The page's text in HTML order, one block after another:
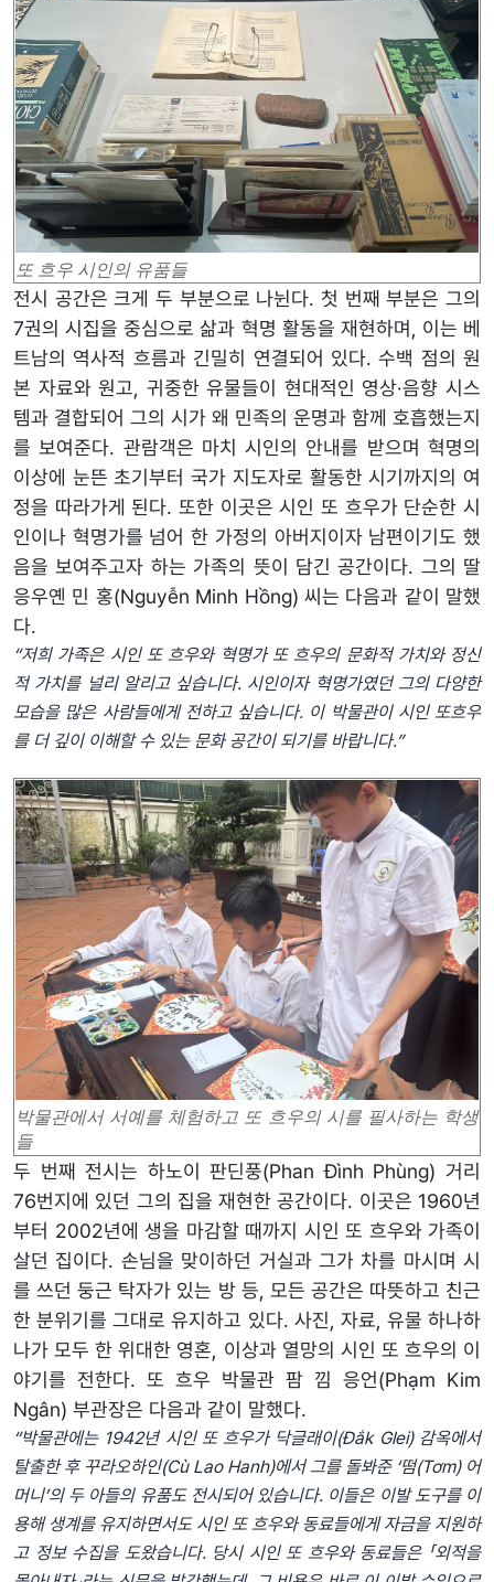
또 흐우 시인의 유품들
전시 공간은 크게 두 부분으로 나뉜다. 첫 번째 부분은 그의
7권의 시집을 중심으로 삶과 혁명 활동을 재현하며, 이는 베
트남의 역사적 흐름과 긴밀히 연결되어 있다. 수백 점의 원
본 자료와 원고, 귀중한 유물들이 현대적인 영상·음향 시스
템과 결합되어 그의 시가 왜 민족의 운명과 함께 호흡했는지
를 보여준다. 관람객은 마치 시인의 안내를 받으며 혁명의
이상에 눈뜬 초기부터 국가 지도자로 활동한 시기까지의 여
정을 따라가게 된다. 또한 이곳은 시인 또 흐우가 단순한 시
인이나 혁명가를 넘어 한 가정의 아버지이자 남편이기도 했
음을 보여주고자 하는 가족의 뜻이 담긴 공간이다. 그의 딸
응우옌 민 홍(Nguyễn Minh Hồng) 씨는 다음과 같이 말했
다.
“저희 가족은 시인 또 흐우와 혁명가 또 흐우의 문화적 가치와 정신
적 가치를 널리 알리고 싶습니다. 시인이자 혁명가였던 그의 다양한
모습을 많은 사람들에게 전하고 싶습니다. 이 박물관이 시인 또흐우
를 더 깊이 이해할 수 있는 문화 공간이 되기를 바랍니다.”
박물관에서 서예를 체험하고 또 흐우의 시를 필사하는 학생
들
두 번째 전시는 하노이 판딘풍(Phan Đình Phùng) 거리
76번지에 있던 그의 집을 재현한 공간이다. 이곳은 1960년
부터 2002년에 생을 마감할 때까지 시인 또 흐우와 가족이
살던 집이다. 손님을 맞이하던 거실과 그가 차를 마시며 시
를 쓰던 둥근 탁자가 있는 방 등, 모든 공간은 따뜻하고 친근
한 분위기를 그대로 유지하고 있다. 사진, 자료, 유물 하나하
나가 모두 한 위대한 영혼, 이상과 열망의 시인 또 흐우의 이
야기를 전한다. 또 흐우 박물관 팜 낌 응언(Phạm Kim
Ngân) 부관장은 다음과 같이 말했다.
“박물관에는1942년 시인 또 흐우가 닥글래이(Đắk Glei) 감옥에서
탈출한 후 꾸라오하인(Cù Lao Hanh)에서 그를 돌봐준‘떰(Tơm) 어
머니’의 두 아들의 유품도 전시되어 있습니다. 이들은 이발 도구를 이
용해 생계를 유지하면서도 시인 또 흐우와 동료들에게 자금을 지원하
고 정보 수집을 도왔습니다. 당시 시인 또 흐우와 동료들은 「외적을